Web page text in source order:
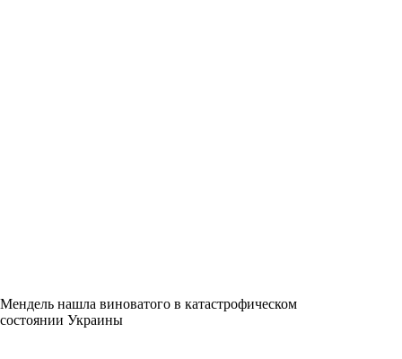
Мендель нашла виноватого в катастрофическом
состоянии Украины